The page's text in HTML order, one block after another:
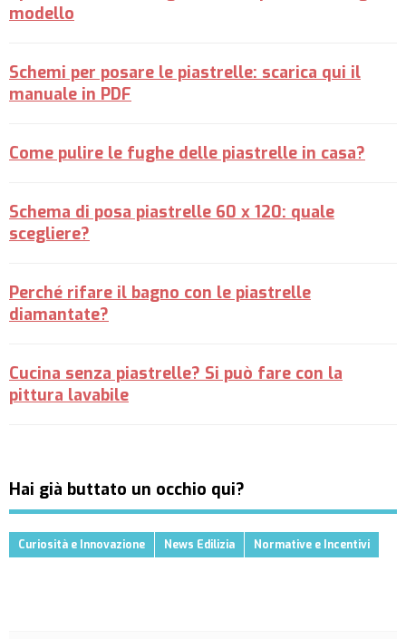
modello
Schemi per posare le piastrelle: scarica qui il
manuale in PDF
Come pulire le fughe delle piastrelle in casa?
Schema di posa piastrelle 60 x 120: quale
scegliere?
Perché rifare il bagno con le piastrelle
diamantate?
Cucina senza piastrelle? Si può fare con la
pittura lavabile
Hai già buttato un occhio qui?
Curiosità e Innovazione News Edilizia Normative e Incentivi